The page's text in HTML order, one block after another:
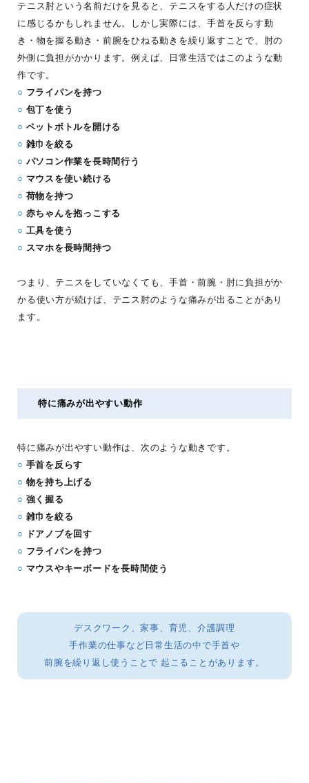
テニス肘という名前だけを見ると、テニスをする人だけの症状
に感じるかもしれません。しかし実際には、手首を反らす動
き・物を握る動き・前腕をひねる動きを繰り返すことで、肘の
外側に負担がかかります。例えば、日常生活ではこのような動
作です。
○ フライパンを持つ
○ 包丁を使う
○ ペットボトルを開ける
○ 雑巾を絞る
○ パソコン作業を長時間行う
○ マウスを使い続ける
○ 荷物を持つ
○ 赤ちゃんを抱っこする
○ 工具を使う
○ スマホを長時間持つ
つまり、テニスをしていなくても、手首・前腕・肘に負担がか
かる使い方が続けば、テニス肘のような痛みが出ることがあり
ます。
特に痛みが出やすい動作
特に痛みが出やすい動作は、次のような動きです。
○ 手首を反らす
○ 物を持ち上げる
○ 強く握る
○ 雑巾を絞る
○
ドアノブを回す
○ フライパンを持つ
○ マウスやキーボードを長時間使う
デスクワーク、家事、育児、介護調理
手作業の仕事など日常生活の中で手首や
前腕を繰り返し使うことで 起こることがあります。